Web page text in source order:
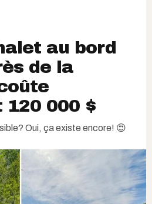
au bord
de la
120 000 $
Oui, ça existe encore! 😍